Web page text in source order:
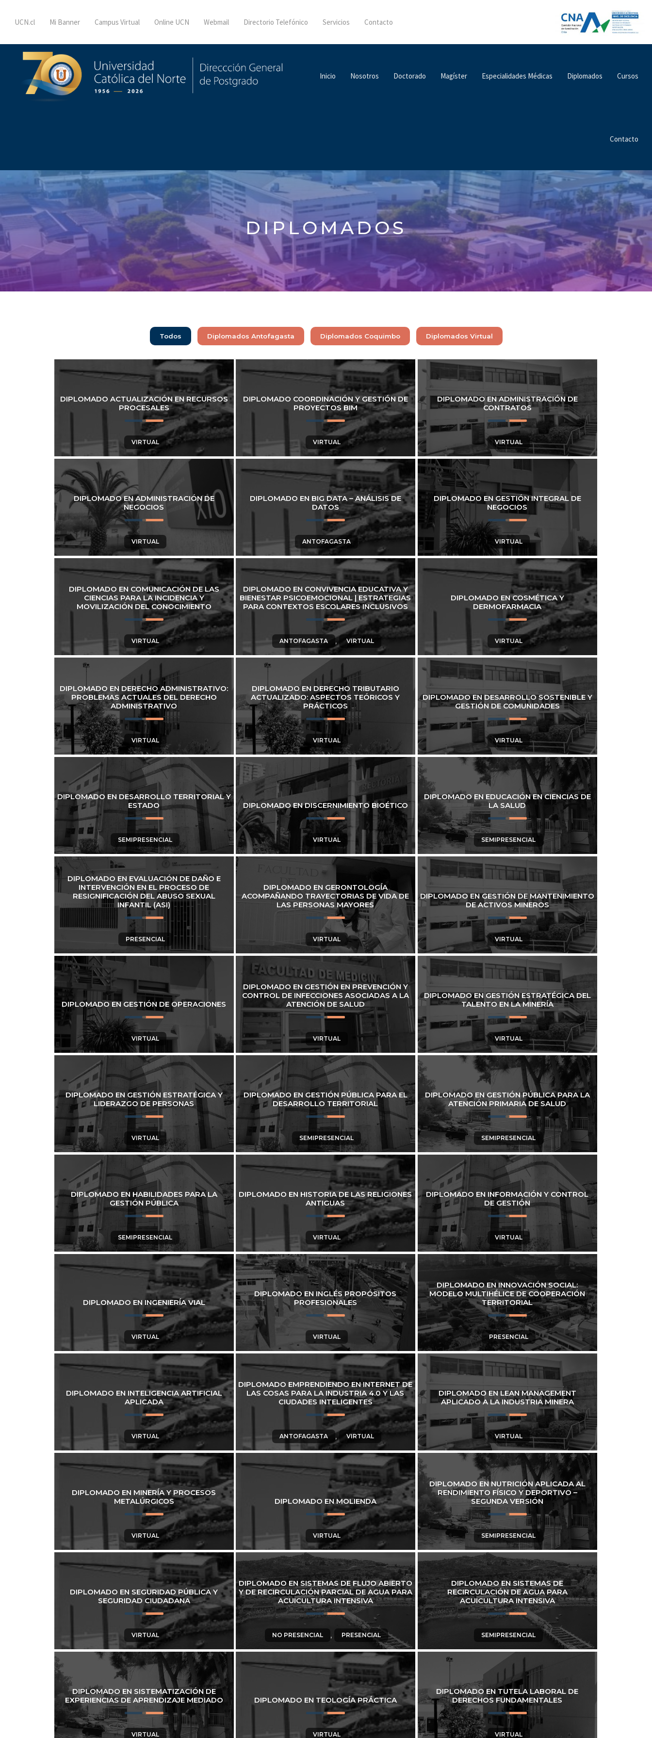
UCN.cl Mi Banner Campus Virtual Online UCN Webmail Directorio Telefónico Servicios Contacto
Inicio Nosotros Doctorado Magíster Especialidades Médicas Diplomados Cursos
Contacto
DIPLOMADOS
Todos Diplomados Antofagasta Diplomados Coquimbo Diplomados Virtual
DIPLOMADO ACTUALIZACIÓN EN RECURSOS
PROCESALES
VIRTUAL
DIPLOMADO COORDINACIÓN Y GESTIÓN DE
PROYECTOS BIM
VIRTUAL
DIPLOMADO EN ADMINISTRACIÓN DE
CONTRATOS
VIRTUAL
DIPLOMADO EN ADMINISTRACIÓN DE
NEGOCIOS
VIRTUAL
DIPLOMADO EN BIG DATA – ANÁLISIS DE
DATOS
ANTOFAGASTA
DIPLOMADO EN GESTIÓN INTEGRAL DE
NEGOCIOS
VIRTUAL
DIPLOMADO EN COMUNICACIÓN DE LAS
CIENCIAS PARA LA INCIDENCIA Y
MOVILIZACIÓN DEL CONOCIMIENTO
VIRTUAL
DIPLOMADO EN CONVIVENCIA EDUCATIVA Y
BIENESTAR PSICOEMOCIONAL | ESTRATEGIAS
PARA CONTEXTOS ESCOLARES INCLUSIVOS
ANTOFAGASTA , VIRTUAL
DIPLOMADO EN COSMÉTICA Y
DERMOFARMACIA
VIRTUAL
DIPLOMADO EN DERECHO ADMINISTRATIVO:
PROBLEMAS ACTUALES DEL DERECHO
ADMINISTRATIVO
VIRTUAL
DIPLOMADO EN DERECHO TRIBUTARIO
ACTUALIZADO: ASPECTOS TEÓRICOS Y
PRÁCTICOS
VIRTUAL
DIPLOMADO EN DESARROLLO SOSTENIBLE Y
GESTIÓN DE COMUNIDADES
VIRTUAL
DIPLOMADO EN DESARROLLO TERRITORIAL Y
ESTADO
SEMIPRESENCIAL
DIPLOMADO EN DISCERNIMIENTO BIOÉTICO
VIRTUAL
DIPLOMADO EN EDUCACIÓN EN CIENCIAS DE
LA SALUD
SEMIPRESENCIAL
DIPLOMADO EN EVALUACIÓN DE DAÑO E
INTERVENCIÓN EN EL PROCESO DE
RESIGNIFICACIÓN DEL ABUSO SEXUAL
INFANTIL (ASI)
PRESENCIAL
DIPLOMADO EN GERONTOLOGÍA
ACOMPAÑANDO TRAYECTORIAS DE VIDA DE
LAS PERSONAS MAYORES
VIRTUAL
DIPLOMADO EN GESTIÓN DE MANTENIMIENTO
DE ACTIVOS MINEROS
VIRTUAL
DIPLOMADO EN GESTIÓN DE OPERACIONES
VIRTUAL
DIPLOMADO EN GESTIÓN EN PREVENCIÓN Y
CONTROL DE INFECCIONES ASOCIADAS A LA
ATENCIÓN DE SALUD
VIRTUAL
DIPLOMADO EN GESTIÓN ESTRATÉGICA DEL
TALENTO EN LA MINERÍA
VIRTUAL
DIPLOMADO EN GESTIÓN ESTRATÉGICA Y
LIDERAZGO DE PERSONAS
VIRTUAL
DIPLOMADO EN GESTIÓN PÚBLICA PARA EL
DESARROLLO TERRITORIAL
SEMIPRESENCIAL
DIPLOMADO EN GESTIÓN PÚBLICA PARA LA
ATENCIÓN PRIMARIA DE SALUD
SEMIPRESENCIAL
DIPLOMADO EN HABILIDADES PARA LA
GESTIÓN PÚBLICA
SEMIPRESENCIAL
DIPLOMADO EN HISTORIA DE LAS RELIGIONES
ANTIGUAS
VIRTUAL
DIPLOMADO EN INFORMACIÓN Y CONTROL
DE GESTIÓN
VIRTUAL
DIPLOMADO EN INGENIERÍA VIAL
VIRTUAL
DIPLOMADO EN INGLÉS PROPÓSITOS
PROFESIONALES
VIRTUAL
DIPLOMADO EN INNOVACIÓN SOCIAL:
MODELO MULTIHÉLICE DE COOPERACIÓN
TERRITORIAL
PRESENCIAL
DIPLOMADO EN INTELIGENCIA ARTIFICIAL
APLICADA
VIRTUAL
DIPLOMADO EMPRENDIENDO EN INTERNET DE
LAS COSAS PARA LA INDUSTRIA 4.0 Y LAS
CIUDADES INTELIGENTES
ANTOFAGASTA , VIRTUAL
DIPLOMADO EN LEAN MANAGEMENT
APLICADO A LA INDUSTRIA MINERA
VIRTUAL
DIPLOMADO EN MINERÍA Y PROCESOS
METALÚRGICOS
VIRTUAL
DIPLOMADO EN MOLIENDA
VIRTUAL
DIPLOMADO EN NUTRICIÓN APLICADA AL
RENDIMIENTO FÍSICO Y DEPORTIVO –
SEGUNDA VERSIÓN
SEMIPRESENCIAL
DIPLOMADO EN SEGURIDAD PÚBLICA Y
SEGURIDAD CIUDADANA
VIRTUAL
DIPLOMADO EN SISTEMAS DE FLUJO ABIERTO
Y DE RECIRCULACIÓN PARCIAL DE AGUA PARA
ACUICULTURA INTENSIVA
NO PRESENCIAL , PRESENCIAL
DIPLOMADO EN SISTEMAS DE
RECIRCULACIÓN DE AGUA PARA
ACUICULTURA INTENSIVA
SEMIPRESENCIAL
DIPLOMADO EN SISTEMATIZACIÓN DE
EXPERIENCIAS DE APRENDIZAJE MEDIADO
VIRTUAL
DIPLOMADO EN TEOLOGÍA PRÁCTICA
VIRTUAL
DIPLOMADO EN TUTELA LABORAL DE
DERECHOS FUNDAMENTALES
VIRTUAL